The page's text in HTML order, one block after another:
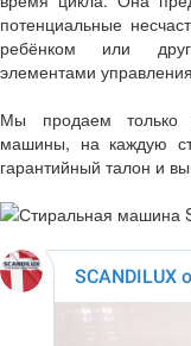
потенциальные
ребёнком или
элементами
Мы продаем только
машины, на каждую
гарантийный талон и